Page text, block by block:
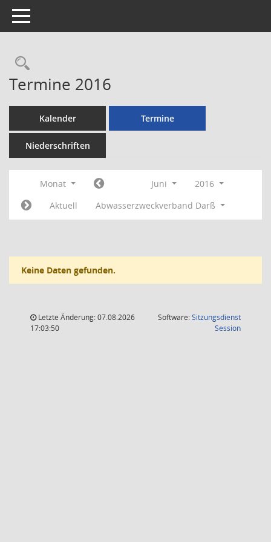
Toggle navigation
Rechercheauswahl
Termine 2016
Kalender Termine
Niederschriften
Monat Juni
2016
Aktuell
Abwasserzweckverband Darß
Keine Daten gefunden.
Letzte Änderung: 07.08.2026
17:03:50
Software:Sitzungsdienst
Session(Wird in